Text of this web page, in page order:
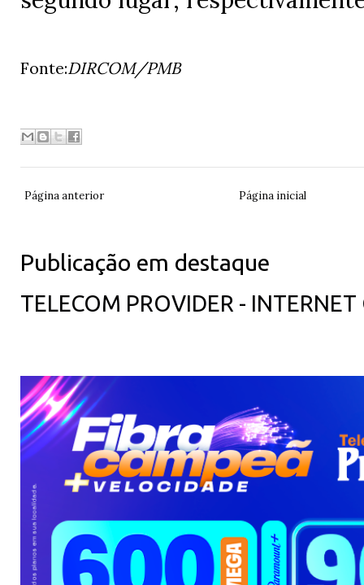
Fonte:DIRCOM/PMB
Página anterior Página inicial
Publicação em destaque
TELECOM PROVIDER -